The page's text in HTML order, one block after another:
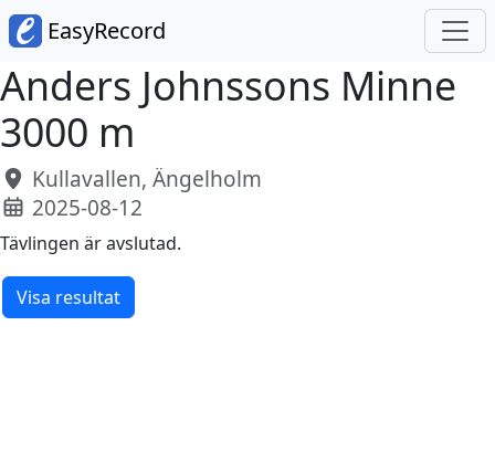
EasyRecord
Anders Johnssons Minne
3000 m
Kullavallen, Ängelholm
2025-08-12
Tävlingen är avslutad.
Visa resultat